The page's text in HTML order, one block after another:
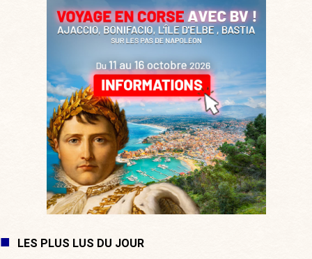
LES PLUS LUS DU JOUR